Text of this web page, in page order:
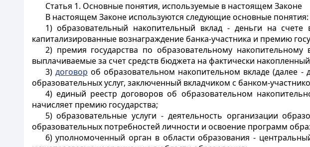
Статья 1. Основные понятия, используемые в настоящем Законе
В настоящем Законе используются следующие основные понятия:
1) образовательный накопительный вклад - деньги на
капитализированные вознаграждение банка-участника и премию
2) премия государства по образовательному
выплачиваемые за счет средств бюджета на фактически
3) договор об образовательном накопительном вкладе (далее -
образовательных услуг, заключенный вкладчиком с банком-
4) единый реестр договоров об образовательном
начисляет премию государства;
5) образовательные услуги - деятельность организации
образовательных потребностей личности и освоение программ
6) уполномоченный орган в области образования -